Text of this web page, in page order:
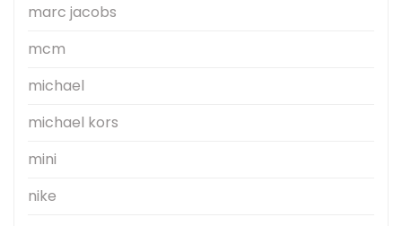
marc jacobs
mcm
michael
michael kors
mini
nike